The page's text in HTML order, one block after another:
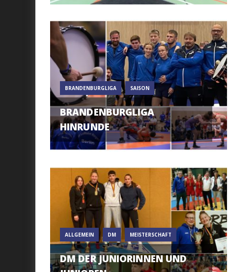
BRANDENBURGLIGA SAISON
BRANDENBURGLIGA
HINRUNDE
ALLGEMEIN DM MEISTERSCHAFT
DM DER JUNIORINNEN UND